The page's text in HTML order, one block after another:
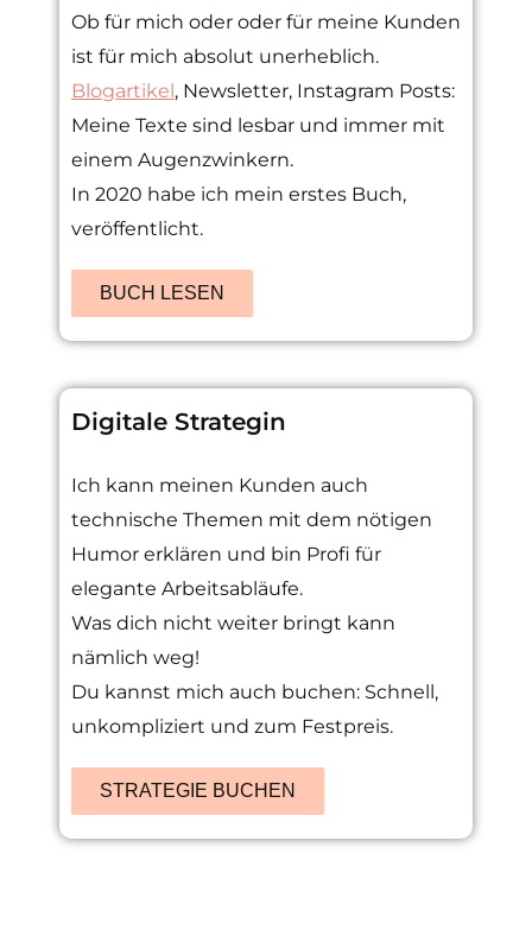
Ob für mich oder oder für meine Kunden
ist für mich absolut unerheblich.
Blogartikel, Newsletter, Instagram Posts:
Meine Texte sind lesbar und immer mit
einem Augenzwinkern.
In 2020 habe ich mein erstes Buch,
veröffentlicht.
BUCH LESEN
Digitale Strategin
Ich kann meinen Kunden auch
technische Themen mit dem nötigen
Humor erklären und bin Profi für
elegante Arbeitsabläufe.
Was dich nicht weiter bringt kann
nämlich weg!
Du kannst mich auch buchen: Schnell,
unkompliziert und zum Festpreis.
STRATEGIE BUCHEN